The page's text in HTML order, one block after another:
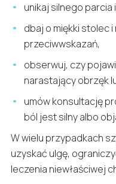
unikaj silnego parcia
dbaj o miękki stolec
przeciwwskazań,
obserwuj, czy
narastający obrzęk
umów konsultację
ból jest silny albo
W wielu przypadkach
uzyskać ulgę,
leczenia niewłaściwej